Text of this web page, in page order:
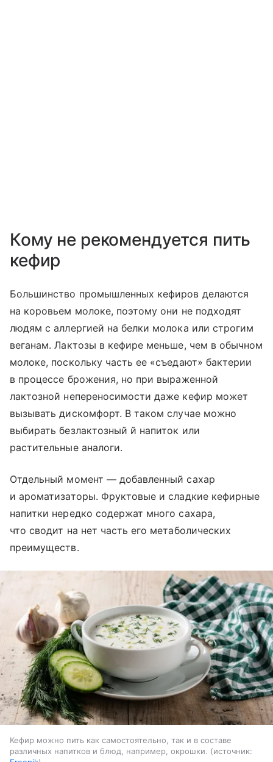
Кому не рекомендуется пить
кефир
Большинство промышленных кефиров делаются
на коровьем молоке, поэтому они не подходят
людям с аллергией на белки молока или строгим
веганам. Лактозы в кефире меньше, чем в обычном
молоке, поскольку часть ее «съедают» бактерии
в процессе брожения, но при выраженной
лактозной непереносимости даже кефир может
вызывать дискомфорт. В таком случае можно
выбирать безлактозный й напиток или
растительные аналоги.
Отдельный момент — добавленный сахар
и ароматизаторы. Фруктовые и сладкие кефирные
напитки нередко содержат много сахара,
что сводит на нет часть его метаболических
преимуществ.
Кефир можно пить как самостоятельно, так и в составе
различных напитков и блюд, например, окрошки.
источник: